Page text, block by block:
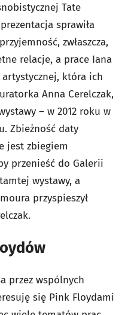
Tate
sprawiła
zwłaszcza,
relacje, a prace Iana
artystycznej, która ich
Anna Cerelczak,
– w 2012 roku w
Zbieżność daty
jest zbiegiem
przenieść do Galerii
wystawy, a
przyspieszył
przez wspólnych
się Pink Floydami